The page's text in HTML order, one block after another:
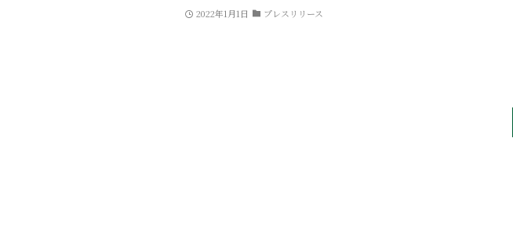
2022年1月1日 プレスリリース